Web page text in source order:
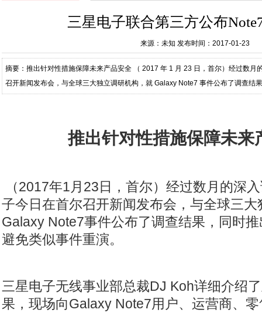
三星电子联合第三方公布
来源：未知 发布时间：2017-01-23
摘要：推出针对性措施保障未来产品安全 （ 2017 年 1 月 23 日，首尔）经过数月
召开新闻发布会，与全球三大独立调研机构，就 Galaxy Note7 事件公布了调查结
推出针对性措施保障未来
（2017年1月 23 日，首尔）经过数月的深
子今日在首尔召开新闻发布会，与全球三
Galaxy Note7事件公布了调查结果，同时
避免类似事件重演。
三星电子无线事业部总裁DJ Koh详细介绍
果，现场向Galaxy Note7用户、运营商、